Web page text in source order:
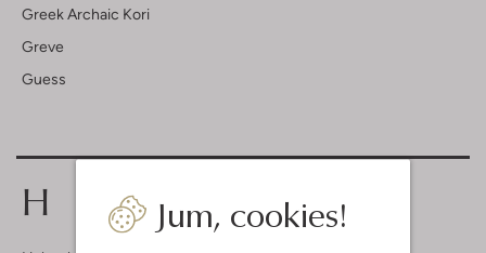
Jum, cookies!
Greek Archaic Kori
Greve
Guess
H